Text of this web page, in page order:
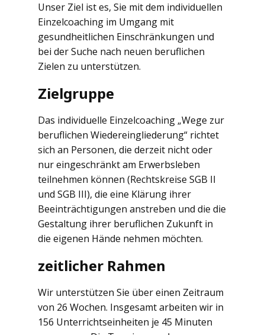
Unser Ziel ist es, Sie mit dem individuellen
Einzelcoaching im Umgang mit
gesundheitlichen Einschränkungen und
bei der Suche nach neuen beruflichen
Zielen zu unterstützen.
Zielgruppe
Das individuelle Einzelcoaching „Wege zur
beruflichen Wiedereingliederung“ richtet
sich an Personen, die derzeit nicht oder
nur eingeschränkt am Erwerbsleben
teilnehmen können (Rechtskreise SGB II
und SGB III), die eine Klärung ihrer
Beeinträchtigungen anstreben und die die
Gestaltung ihrer beruflichen Zukunft in
die eigenen Hände nehmen möchten.
zeitlicher Rahmen
Wir unterstützen Sie über einen Zeitraum
von 26 Wochen. Insgesamt arbeiten wir in
156 Unterrichtseinheiten je 45 Minuten